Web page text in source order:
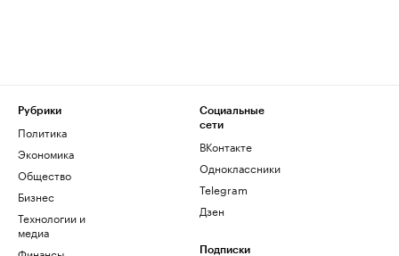
Рубрики
Политика
Экономика
Общество
Бизнес
Технологии и
медиа
Социальные
сети
ВКонтакте
Одноклассники
Telegram
Дзен
Подписки